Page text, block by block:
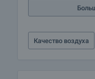
Качество воздуха